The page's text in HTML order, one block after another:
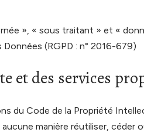
», « sous traitant » et «
(RGPD : n° 2016-679)
et des services
du Code de la Propriété
manière réutiliser, céder